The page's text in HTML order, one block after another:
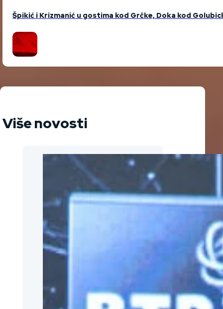
Špikić i Krizmanić u gostima kod Grčke, Doka kod
Više novosti